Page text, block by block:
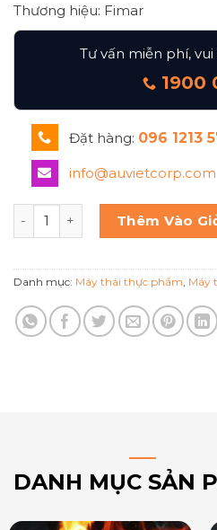
Thương hiệu: Fimar
Tư vấn miễn phí,
1900
Đặt hàng: 096 1213
info@auvietcorp.com
Máy Cắt Thịt Model ECO300
Thêm Vào
Danh mục: Máy thái thực phẩm, Máy
DANH MỤC SẢN